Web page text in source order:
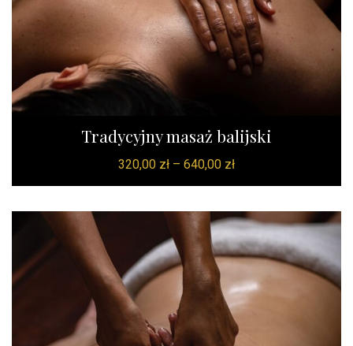
Tradycyjny masaż balijski
320,00 zł – 640,00 zł